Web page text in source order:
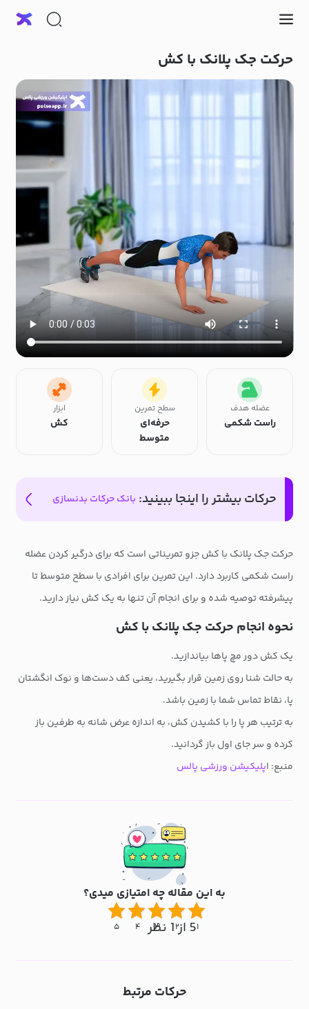
حرکت جک پلانک با کش
عضله هدف
راست شکمی
سطح تمرین
حرفه‌ای
متوسط
ابزار
کش
حرکات بیشتر را اینجا ببینید: بانک حرکات بدنسازی
حرکت جک پلانک با کش جزو تمریناتی است که برای درگیر کردن عضله
راست شکمی کاربرد دارد. این تمرین برای افرادی با سطح متوسط تا
پیشرفته توصیه شده و برای انجام آن تنها به یک کش نیاز دارید.
نحوه انجام حرکت جک پلانک با کش
یک کش دور مچ پاها بیاندازید.
به حالت شنا روی زمین قرار بگیرید، یعنی کف دست‌ها و نوک انگشتان
پا، نقاط تماس شما با زمین باشد.
به ترتیب هر پا را با کشیدن کش، به اندازه عرض شانه به طرفین باز
کرده و سر جای اول باز گردانید.
منبع: اپلیکیشن ورزشی پالس
به این مقاله چه امتیازی میدی؟
5 از 1 نظر۱ ۲ ۳ ۴ ۵
حرکات مرتبط